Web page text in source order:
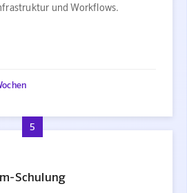
und Workflows.
5
Schulung